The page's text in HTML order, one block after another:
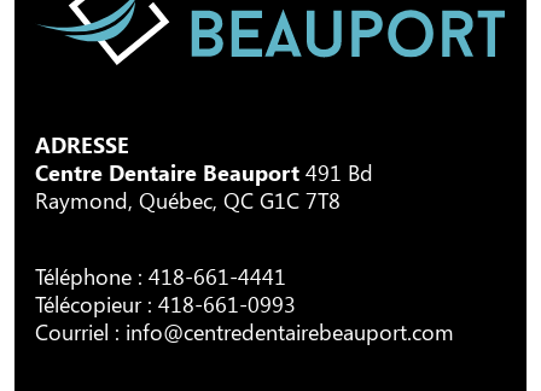
ADRESSE
Centre Dentaire Beauport 491 Bd
Raymond, Québec, QC G1C 7T8
Téléphone : 418-661-4441
Télécopieur : 418-661-0993
Courriel : info@centredentairebeauport.com